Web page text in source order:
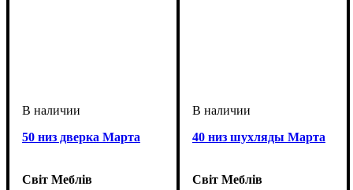
50 низ дверка Марта
Світ Меблів
40 низ шухляды Марта
Світ Меблів